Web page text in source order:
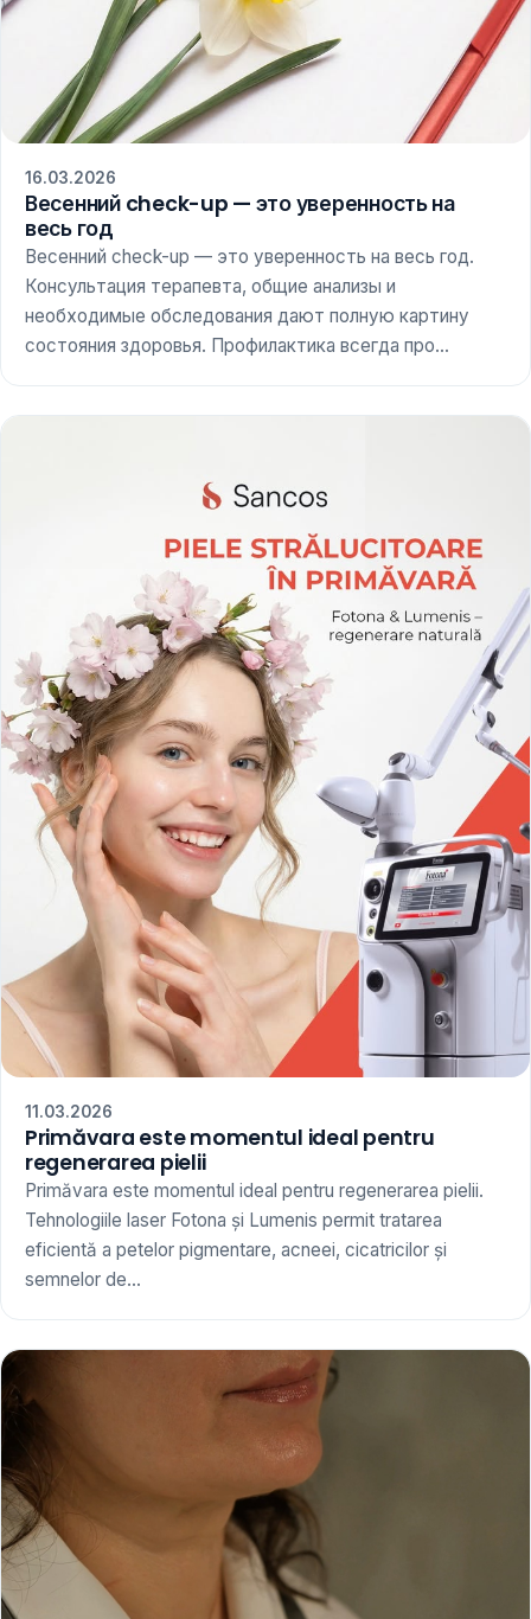
16.03.2026
Весенний check-up — это уверенность на
весь год
Весенний check-up — это уверенность на весь год.
Консультация терапевта, общие анализы и
необходимые обследования дают полную картину
состояния здоровья. Профилактика всегда про...
11.03.2026
Primăvara este momentul ideal pentru
regenerarea pielii
Primăvara este momentul ideal pentru regenerarea pielii.
Tehnologiile laser Fotona și Lumenis permit tratarea
eficientă a petelor pigmentare, acneei, cicatricilor și
semnelor de...